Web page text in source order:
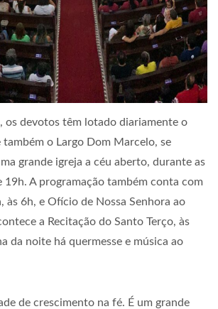
os devotos têm lotado diariamente o
o Largo Dom Marcelo, se
grande igreja a céu aberto, durante as
19h. A programação também conta com
às 6h, e Ofício de Nossa Senhora ao
a Recitação do Santo Terço, às
da noite há quermesse e música ao
de crescimento na fé. É um grande